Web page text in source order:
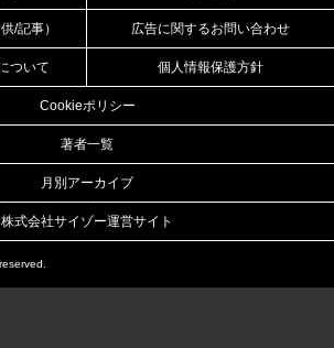
/記事） 広告に関するお問い合わせ
ついて 個人情報保護方針
Cookieポリシー
著者一覧
月別アーカイブ
株式会社サイゾー運営サイト